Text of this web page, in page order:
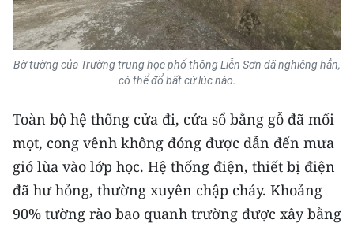
Media Thế giới
Media Thể thao
Media Y tế
Media Khoa học - Công nghệ
Media Môi trường
Ảnh
Bờ tường của Trường trung học phổ thông Liễn Sơn đã nghiêng hẳn,
có thể đổ bất cứ lúc nào.
Toàn bộ hệ thống cửa đi, cửa sổ bằng gỗ đã mối
mọt, cong vênh không đóng được dẫn đến mưa
gió lùa vào lớp học. Hệ thống điện, thiết bị điện
đã hư hỏng, thường xuyên chập cháy. Khoảng
90% tường rào bao quanh trường được xây bằng